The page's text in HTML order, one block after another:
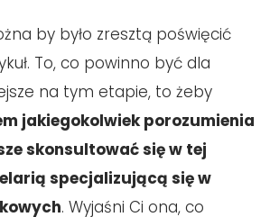
by było zresztą poświęcić
To, co powinno być dla
na tym etapie, to żeby
jakiegokolwiek porozumienia
skonsultować się w tej
specjalizującą się w
. Wyjaśni Ci ona, co